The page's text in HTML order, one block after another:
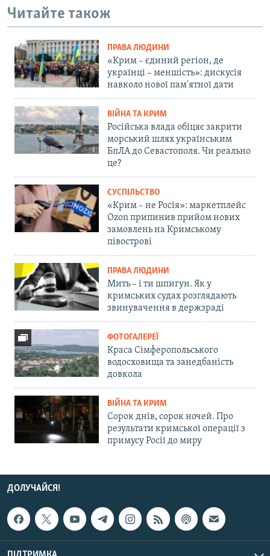
Читайте також
ПРАВА ЛЮДИНИ
«Крим – єдиний регіон, де
українці – меншість»: дискусія
навколо нової пам'ятної дати
ВІЙНА ТА КРИМ
Російська влада обіцяє закрити
морський шлях українським
БпЛА до Севастополя. Чи реально
це?
СУСПІЛЬСТВО
«Крим – не Росія»: маркетплейс
Ozon припинив прийом нових
замовлень на Кримському
півострові
ПРАВА ЛЮДИНИ
Мить – і ти шпигун. Як у
кримських судах розглядають
звинувачення в держзраді
ФОТОГАЛЕРЕЇ
Краса Сімферопольського
водосховища та занедбаність
довкола
ВІЙНА ТА КРИМ
Сорок днів, сорок ночей. Про
результати кримської операції з
примусу Росії до миру
ДОЛУЧАЙСЯ!